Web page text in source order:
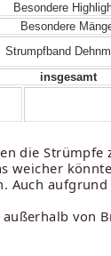
Besondere
Besondere
Strumpfband
insgesamt
die
weicher
Auch
von